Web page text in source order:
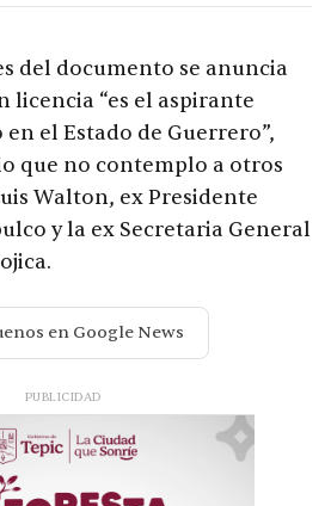
del documento se anuncia
licencia “es el aspirante
el Estado de Guerrero”,
que no contemplo a otros
Walton, ex Presidente
y la ex Secretaria General
en Google News
PUBLICIDAD